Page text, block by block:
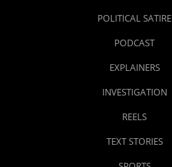
POLITICAL SATIRE
PODCAST
EXPLAINERS
INVESTIGATION
REELS
TEXT STORIES